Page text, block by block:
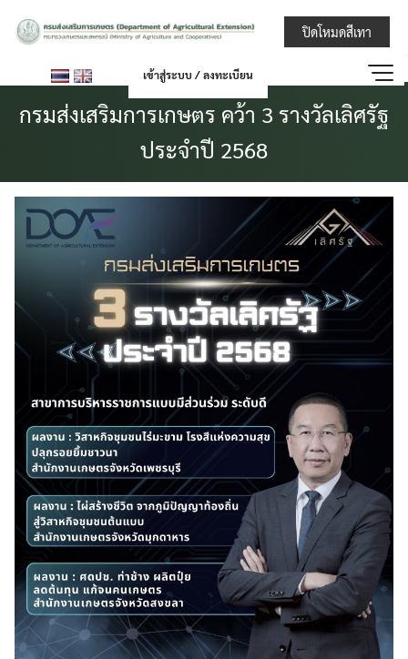
กรมส่งเสริมกา
เข้าสู่ระบบ / ลงทะเบียน
กรมส่งเสริมการเกษตร คว้า 3 รางวัลเลิศรัฐ
ประจำปี 2568
ปิดโหมดสีเทา